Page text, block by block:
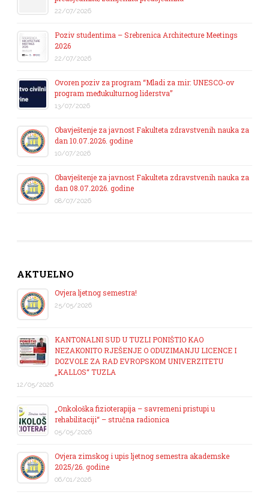
22/07/2026
Poziv studentima – Srebrenica Architecture Meetings
2026
22/07/2026
Ovoren poziv za program “Mladi za mir: UNESCO-ov
program međukulturnog liderstva”
13/07/2026
Obavještenje za javnost Fakulteta zdravstvenih nauka za
dan 10.07.2026. godine
10/07/2026
Obavještenje za javnost Fakulteta zdravstvenih nauka za
dan 08.07.2026. godine
08/07/2026
AKTUELNO
Ovjera ljetnog semestra!
25/05/2026
KANTONALNI SUD U TUZLI PONIŠTIO KAO
NEZAKONITO RJEŠENJE O ODUZIMANJU LICENCE I
DOZVOLE ZA RAD EVROPSKOM UNIVERZITETU
„KALLOS“ TUZLA
12/05/2026
„Onkološka fizioterapija – savremeni pristupi u
rehabilitaciji“ – stručna radionica
05/05/2026
Ovjera zimskog i upis ljetnog semestra akademske
2025/26. godine
06/01/2026